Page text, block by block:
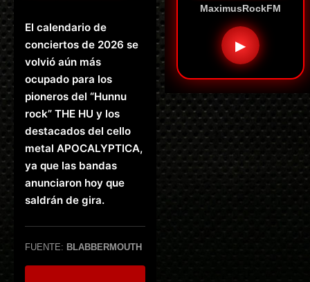
El calendario de
conciertos de 2026 se
volvió aún más
ocupado para los
pioneros del “Hunnu
rock” THE HU y los
destacados del cello
metal APOCALYPTICA,
ya que las bandas
anunciaron hoy que
saldrán de gira.
FUENTE: BLABBERMOUTH
MaximusRockFM
▶